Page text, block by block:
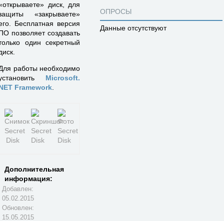
диск, для
«закрываете»
Бесплатная версия
позволяет создавать
один секретный
работы необходимо
Microsoft.
Framework
Дополнительная
информация:
Добавлен:
05.02.2015
Обновлен:
15.05.2015
ОПРОСЫ
Данные отсутствуют